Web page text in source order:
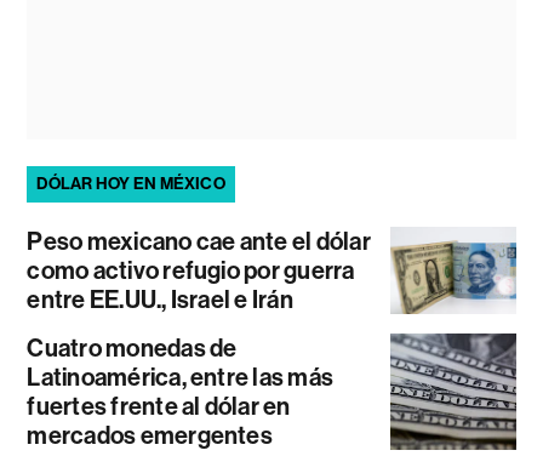
DÓLAR HOY EN MÉXICO
Peso mexicano cae ante el dólar
como activo refugio por guerra
entre EE.UU., Israel e Irán
Cuatro monedas de
Latinoamérica, entre las más
fuertes frente al dólar en
mercados emergentes